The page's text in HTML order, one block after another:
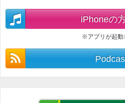
iPhoneの
※アプリが起動